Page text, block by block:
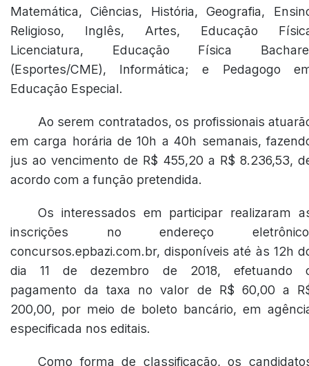
Matemática, Ciências, História, Geografia,
Religioso, Inglês, Artes, Educação
Licenciatura, Educação Física
(Esportes/CME), Informática; e Pedagogo
Educação Especial.
Ao serem contratados, os profissionais
em carga horária de 10h a 40h semanais,
jus ao vencimento de R$ 455,20 a R$ 8.236,53,
acordo com a função pretendida.
Os interessados em participar realizaram
inscrições no endereço
concursos.epbazi.com.br, disponíveis até às 12h
dia 11 de dezembro de 2018, efetuando
pagamento da taxa no valor de R$ 60,00 a
200,00, por meio de boleto bancário, em
especificada nos editais.
Como forma de classificação, os